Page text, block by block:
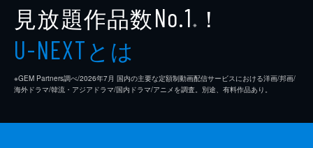
見放題作品数No.1 ※ ！
U-NEXTとは
※GEM Partners調べ/2026年7⽉ 国内の主要な定額制動画配信サービスにおける洋画/邦画/
海外ドラマ/韓流・アジアドラマ/国内ドラマ/アニメを調査。別途、有料作品あり。